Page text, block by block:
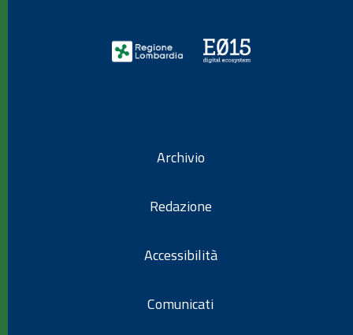
Archivio
Redazione
Accessibilità
Comunicati